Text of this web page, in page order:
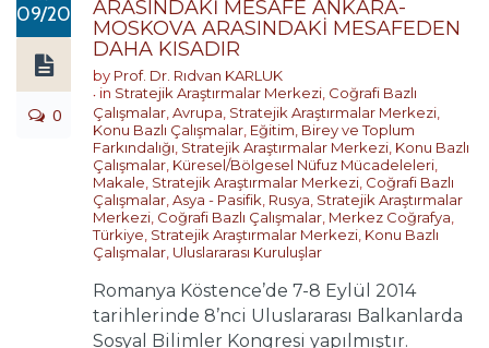
09/2017
0
ARASINDAKİ MESAFE ANKARA-
MOSKOVA ARASINDAKİ MESAFEDEN
DAHA KISADIR
by Prof. Dr. Rıdvan KARLUK
in Stratejik Araştırmalar Merkezi Coğrafi Bazlı
Çalışmalar Avrupa Stratejik Araştırmalar Merkezi
Konu Bazlı Çalışmalar Eğitim, Birey ve Toplum
Farkındalığı Stratejik Araştırmalar Merkezi Konu Bazlı
Çalışmalar Küresel/Bölgesel Nüfuz Mücadeleleri
Makale Stratejik Araştırmalar Merkezi Coğrafi Bazlı
Çalışmalar Asya - Pasifik Rusya Stratejik Araştırmalar
Merkezi Coğrafi Bazlı Çalışmalar Merkez Coğrafya
Türkiye Stratejik Araştırmalar Merkezi Konu Bazlı
Çalışmalar Uluslararası Kuruluşlar
Romanya Köstence’de 7-8 Eylül 2014
tarihlerinde 8’nci Uluslararası Balkanlarda
Sosyal Bilimler Kongresi yapılmıştır.